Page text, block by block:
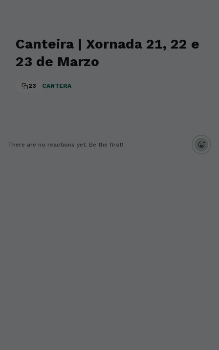
Canteira | Xornada 21, 22 e
23 de Marzo
23 CANTERA
There are no reactions yet. Be the first!